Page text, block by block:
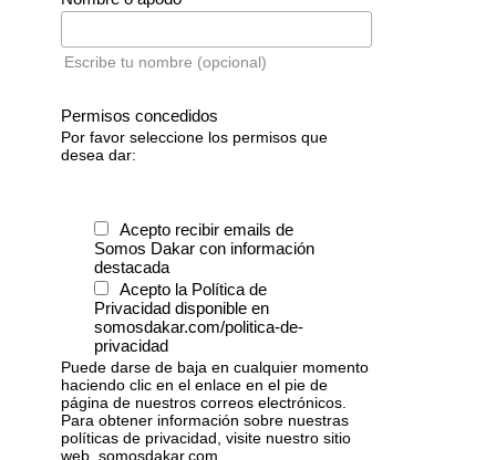
Escribe tu nombre (opcional)
Permisos concedidos
Por favor seleccione los permisos que
desea dar:
Acepto recibir emails de
Somos Dakar con información
destacada
Acepto la Política de
Privacidad disponible en
somosdakar.com/politica-de-
privacidad
Puede darse de baja en cualquier momento
haciendo clic en el enlace en el pie de
página de nuestros correos electrónicos.
Para obtener información sobre nuestras
políticas de privacidad, visite nuestro sitio
web, somosdakar.com